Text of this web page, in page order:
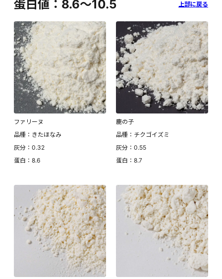
蛋白値：8.6～10.5 上部に戻る
ファリーヌ
品種：きたほなみ
灰分：0.32
蛋白：8.6
鹿の子
品種：チクゴイズミ
灰分：0.55
蛋白：8.7